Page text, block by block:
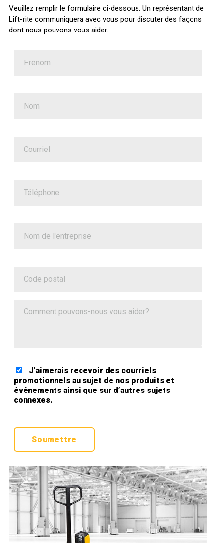
Veuillez remplir le formulaire ci-dessous. Un représentant de
Lift-rite communiquera avec vous pour discuter des façons
dont nous pouvons vous aider.
J’aimerais recevoir des courriels
promotionnels au sujet de nos produits et
événements ainsi que sur d’autres sujets
connexes.